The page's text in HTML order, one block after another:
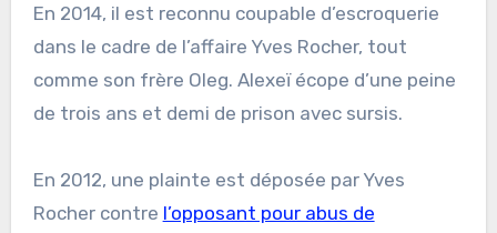
En 2014, il est reconnu coupable d’escroquerie
dans le cadre de l’affaire Yves Rocher, tout
comme son frère Oleg. Alexeï écope d’une peine
de trois ans et demi de prison avec sursis.
En 2012, une plainte est déposée par Yves
Rocher contre l’opposant pour abus de